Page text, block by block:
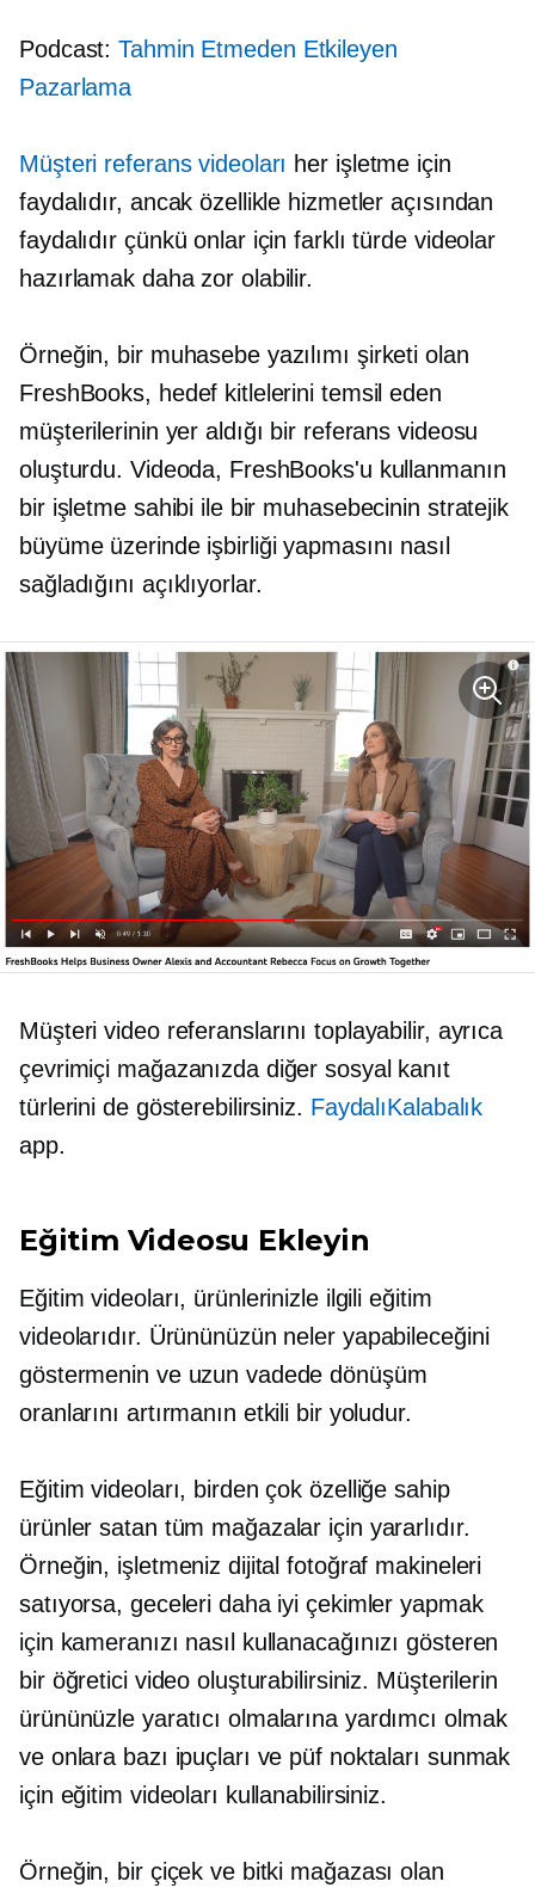
Podcast:Tahmin Etmeden Etkileyen
Pazarlama
Müşteri referans videoları her işletme için
faydalıdır, ancak özellikle hizmetler açısından
faydalıdır çünkü onlar için farklı türde videolar
hazırlamak daha zor olabilir.
Örneğin, bir muhasebe yazılımı şirketi olan
FreshBooks, hedef kitlelerini temsil eden
müşterilerinin yer aldığı bir referans videosu
oluşturdu. Videoda, FreshBooks'u kullanmanın
bir işletme sahibi ile bir muhasebecinin stratejik
büyüme üzerinde işbirliği yapmasını nasıl
sağladığını açıklıyorlar.
Müşteri video referanslarını toplayabilir, ayrıca
çevrimiçi mağazanızda diğer sosyal kanıt
türlerini de gösterebilirsiniz. FaydalıKalabalık
app.
Eğitim Videosu Ekleyin
Eğitim videoları, ürünlerinizle ilgili eğitim
videolarıdır. Ürününüzün neler yapabileceğini
göstermenin ve uzun vadede dönüşüm
oranlarını artırmanın etkili bir yoludur.
Eğitim videoları, birden çok özelliğe sahip
ürünler satan tüm mağazalar için yararlıdır.
Örneğin, işletmeniz dijital fotoğraf makineleri
satıyorsa, geceleri daha iyi çekimler yapmak
için kameranızı nasıl kullanacağınızı gösteren
bir öğretici video oluşturabilirsiniz. Müşterilerin
ürününüzle yaratıcı olmalarına yardımcı olmak
ve onlara bazı ipuçları ve püf noktaları sunmak
için eğitim videoları kullanabilirsiniz.
Örneğin, bir çiçek ve bitki mağazası olan